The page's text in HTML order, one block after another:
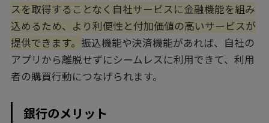
スを取得することなく自社サービスに金融機能を組み
込めるため、より利便性と付加価値の高いサービスが
提供できます。 振込機能や決済機能があれば、自社の
アプリから離脱せずにシームレスに利用できて、利用
者の購買行動につなげられます。
銀行のメリット